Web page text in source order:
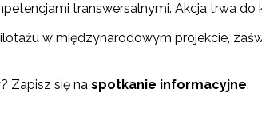
transwersalnymi. Akcja trwa do
w międzynarodowym projekcie,
Zapisz się na spotkanie informacyjne: